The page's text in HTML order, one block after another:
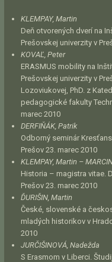
KLEMPAY, Martin
Deň otvorených dverí na
Prešovskej univerzity v
KOVAĽ, Peter
ERASMUS mobility na
Prešovskej univerzity v
Lozoviukovej, PhD. z
pedagogické fakulty
marec 2010
DERFIŇÁK, Patrik
Odborný seminár
Prešov 23. marec 2010
KLEMPAY, Martin –
Historia – magistra vitae.
Prešov 23. marec 2010
ĎURIŠIN, Martin
České, slovenské a
mladých historikov v
2010
JURČIŠINOVÁ, Nadežda
S Erasmom v Liberci.